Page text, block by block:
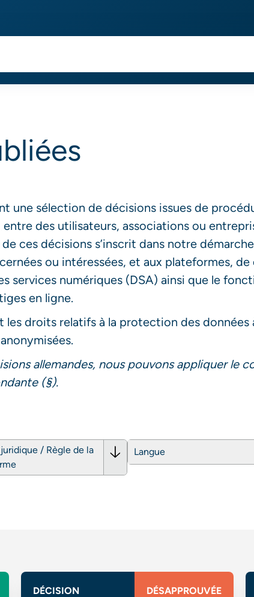
une sélection de décisions issues de
des utilisateurs, associations ou
ces décisions s’inscrit dans notre
ou intéressées, et aux plateformes,
services numériques (DSA) ainsi que le
en ligne.
droits relatifs à la protection des données
allemandes, nous pouvons appliquer le
(§).
/ Règle de la
Langue
DÉCISION DÉSAPPROUVÉE